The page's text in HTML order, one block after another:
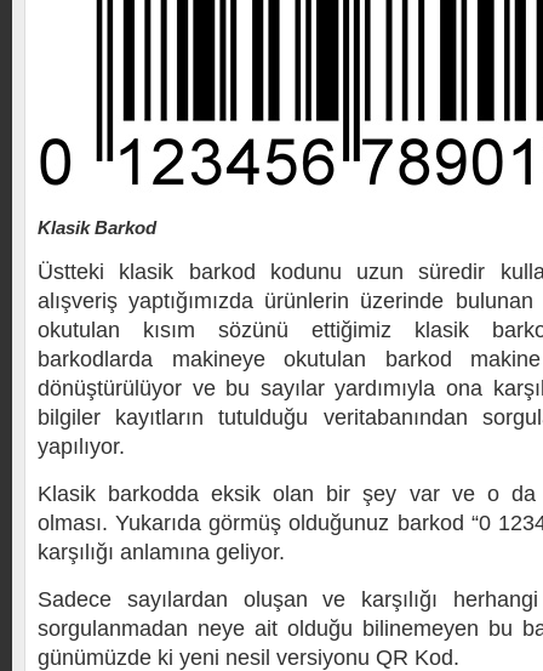
Klasik Barkod
Üstteki klasik barkod kodunu uzun süredir
alışveriş yaptığımızda ürünlerin üzerinde
okutulan kısım sözünü ettiğimiz klasik
barkodlarda makineye okutulan barkod
dönüştürülüyor ve bu sayılar yardımıyla ona
bilgiler kayıtların tutulduğu veritabanından
yapılıyor.
Klasik barkodda eksik olan bir şey var ve o da
olması. Yukarıda görmüş olduğunuz barkod “0
karşılığı anlamına geliyor.
Sadece sayılardan oluşan ve karşılığı
sorgulanmadan neye ait olduğu bilinemeyen bu
günümüzde ki yeni nesil versiyonu QR Kod.